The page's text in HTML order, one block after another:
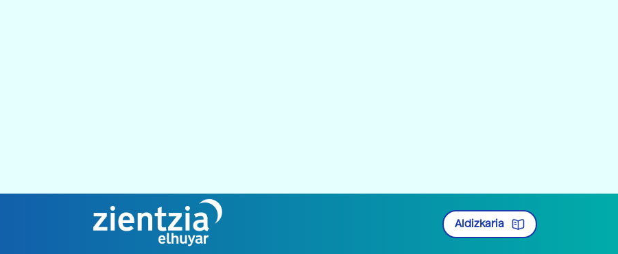
Aldizkaria